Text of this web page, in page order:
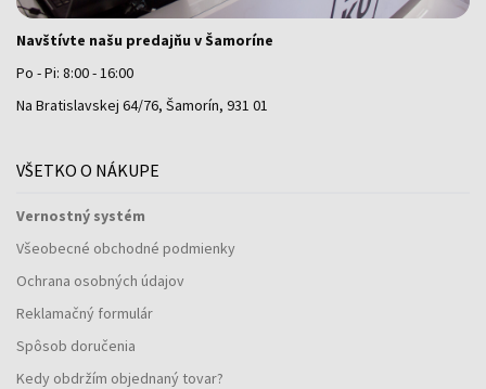
Navštívte našu predajňu v Šamoríne
Po - Pi: 8:00 - 16:00
Na Bratislavskej 64/76, Šamorín, 931 01
VŠETKO O NÁKUPE
Vernostný systém
Všeobecné obchodné podmienky
Ochrana osobných údajov
Reklamačný formulár
Spôsob doručenia
Kedy obdržím objednaný tovar?